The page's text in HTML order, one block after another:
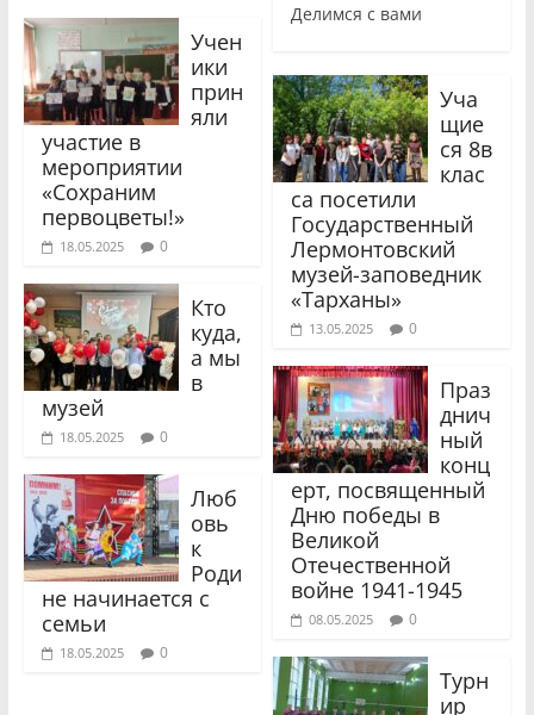
Учен
ики
прин
яли
участие в
мероприятии
«Сохраним
первоцветы!»
18.05.2025 0
Кто
куда,
а мы
в
музей
18.05.2025 0
Люб
овь
к
Роди
не начинается с
семьи
18.05.2025 0
Делимся с вами
Уча
щие
ся 8в
клас
са посетили
Государственный
Лермонтовский
музей-заповедник
«Тарханы»
13.05.2025 0
Праз
днич
ный
конц
ерт, посвященный
Дню победы в
Великой
Отечественной
войне 1941-1945
08.05.2025 0
Турн
ир